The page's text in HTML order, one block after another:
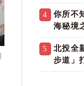
4
你所不
海秘境
5
北投全
步道」